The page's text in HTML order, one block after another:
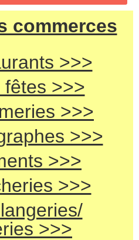
commerces
>>>
fêtes >>>
>>>
>>>
>>>
>>>
>>>